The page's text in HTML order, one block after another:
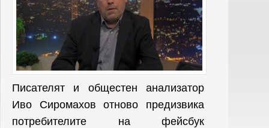
Писателят и общестен анализатор
Иво Сиромахов отново предизвика
потребителите на фейсбук